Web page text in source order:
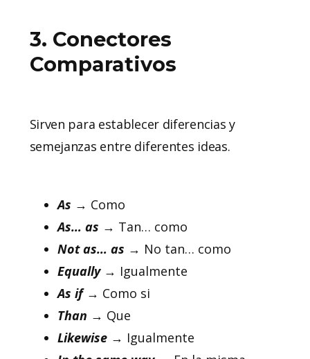
3. Conectores
Comparativos
Sirven para establecer diferencias y
semejanzas entre diferentes ideas.
As → Como
As… as → Tan… como
Not as… as → No tan… como
Equally→ Igualmente
As if → Como si
Than → Que
Likewise→ Igualmente